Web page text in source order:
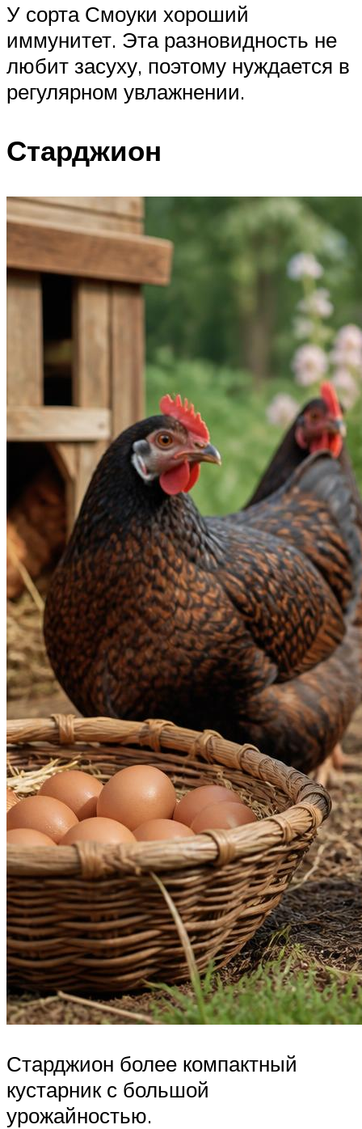
У сорта Смоуки хороший
иммунитет. Эта разновидность не
любит засуху, поэтому нуждается в
регулярном увлажнении.
Старджион
Старджион более компактный
кустарник с большой
урожайностью.